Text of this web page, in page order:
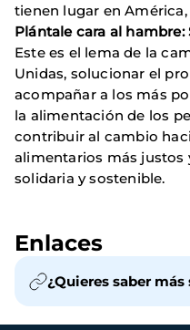
tienen lugar en
Plántale cara al hambre:
Este es el lema de la
Unidas, solucionar el
acompañar a los más
la alimentación de los
contribuir al cambio
alimentarios más justos
solidaria y sostenible.
Enlaces
¿Quieres saber